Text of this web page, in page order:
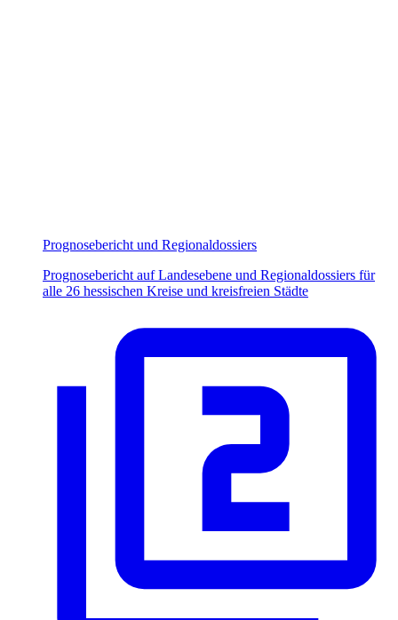
Prognosebericht und Regionaldossiers
Prognosebericht auf Landesebene und Regionaldossiers für
alle 26 hessischen Kreise und kreisfreien Städte